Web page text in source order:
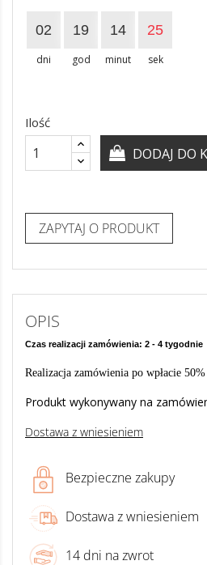
OPIS
Czas realizacji zamówienia: 2 - 4 tygodnie
Realizacja zamówienia po wpłacie
Produkt wykonywany na
Dostawa z wniesieniem
Bezpieczne zakupy
Dostawa z wniesieniem
14 dni na zwrot
02
dni
19
god
14
minut
24
sek
Ilość
DODAJ DO
ZAPYTAJ O PRODUKT